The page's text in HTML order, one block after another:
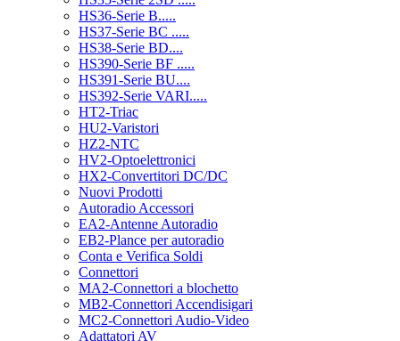
HS36-Serie B.....
HS37-Serie BC .....
HS38-Serie BD....
HS390-Serie BF .....
HS391-Serie BU....
HS392-Serie VARI.....
HT2-Triac
HU2-Varistori
HZ2-NTC
HV2-Optoelettronici
HX2-Convertitori DC/DC
Nuovi Prodotti
Autoradio Accessori
EA2-Antenne Autoradio
EB2-Plance per autoradio
Conta e Verifica Soldi
Connettori
MA2-Connettori a blochetto
MB2-Connettori Accendisigari
MC2-Connettori Audio-Video
Adattatori AV